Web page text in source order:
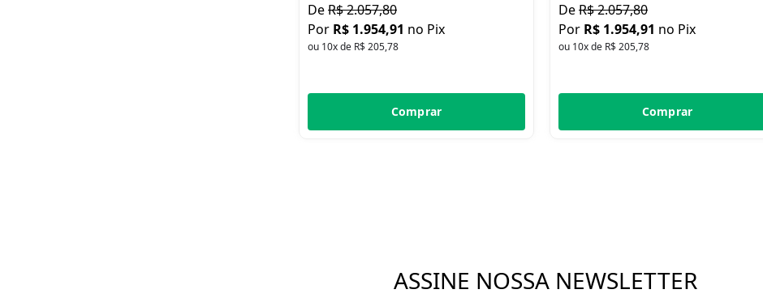
R$ 2.057,80
R$ 1.954,91 no Pix
ou 10x de R$ 205,78
Comprar
R$ 2.057,80
R$ 1.954,91 no Pix
ou 10x de R$ 205,78
Comprar
ASSINE NOSSA NEWSLETTER